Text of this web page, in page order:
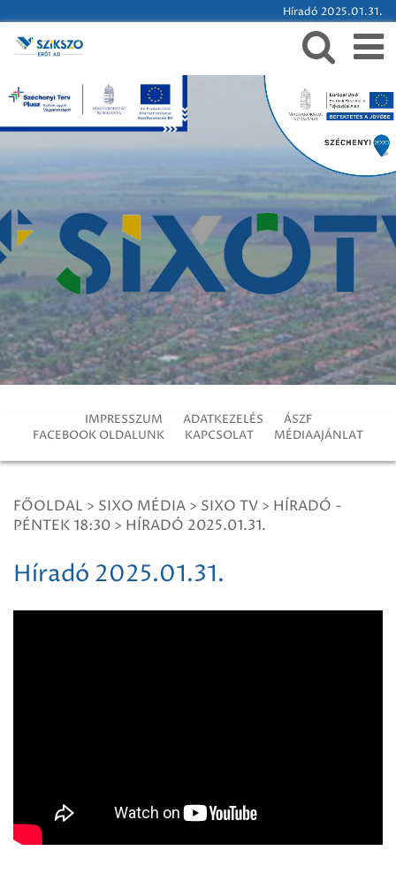
Híradó 2025.01.31.
IMPRESSZUM ADATKEZELÉS
ÁSZF
FACEBOOK OLDALUNK
KAPCSOLAT MÉDIAAJÁNLAT
FŐOLDAL > SIXO MÉDIA > SIXO TV > HÍRADÓ -
PÉNTEK 18:30 > HÍRADÓ 2025.01.31.
Híradó 2025.01.31.